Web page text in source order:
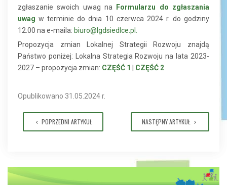
zgłaszanie swoich uwag na Formularzu do zgłaszania
uwag w terminie do dnia 10 czerwca 2024 r. do godziny
12.00 na e-maila: biuro@lgdsiedlce.pl
Propozycja zmian Lokalnej Strategii Rozwoju znajdą
Państwo poniżej: Lokalna Strategia Rozwoju na lata 2023-
2027 – propozycja zmian: CZĘŚĆ 1 | CZĘŚĆ 2
Opublikowano 31.05.2024 r.
POPRZEDNI ARTYKUŁ NASTĘPNY ARTYKUŁ